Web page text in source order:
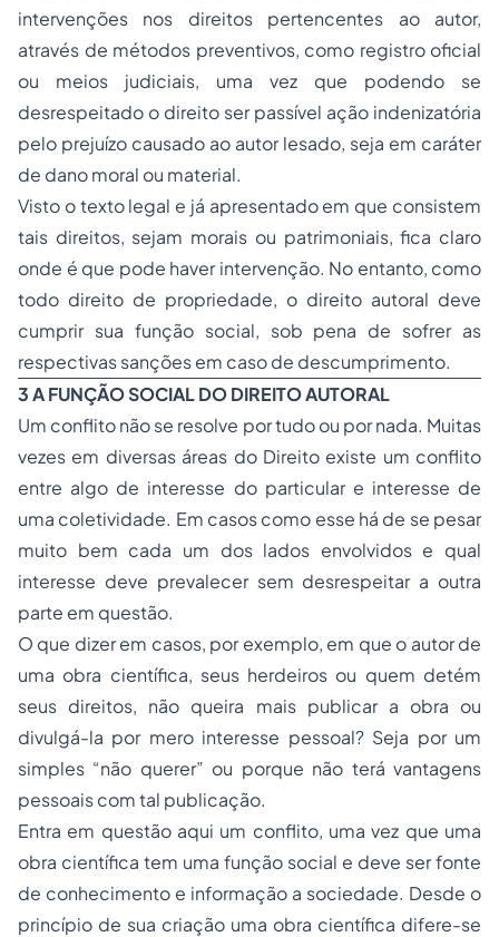
intervenções nos direitos pertencentes ao autor,
através de métodos preventivos, como registro oficial
ou meios judiciais, uma vez que podendo se
desrespeitado o direito ser passível ação indenizatória
pelo prejuízo causado ao autor lesado, seja em caráter
de dano moral ou material.
Visto o texto legal e já apresentado em que consistem
tais direitos, sejam morais ou patrimoniais, fica claro
onde é que pode haver intervenção. No entanto, como
todo direito de propriedade, o direito autoral deve
cumprir sua função social, sob pena de sofrer as
respectivas sanções em caso de descumprimento.
3 A FUNÇÃO SOCIAL DO DIREITO AUTORAL
Um conflito não se resolve por tudo ou por nada. Muitas
vezes em diversas áreas do Direito existe um conflito
entre algo de interesse do particular e interesse de
uma coletividade. Em casos como esse há de se pesar
muito bem cada um dos lados envolvidos e qual
interesse deve prevalecer sem desrespeitar a outra
parte em questão.
O que dizer em casos, por exemplo, em que o autor de
uma obra científica, seus herdeiros ou quem detém
seus direitos, não queira mais publicar a obra ou
divulgá-la por mero interesse pessoal? Seja por um
simples “não querer” ou porque não terá vantagens
pessoais com tal publicação.
Entra em questão aqui um conflito, uma vez que uma
obra científica tem uma função social e deve ser fonte
de conhecimento e informação a sociedade. Desde o
princípio de sua criação uma obra científica difere-se